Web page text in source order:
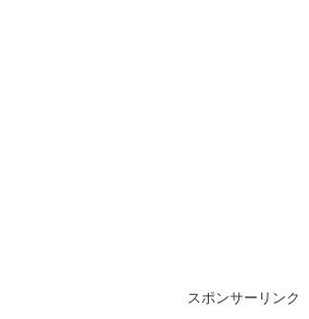
スポンサーリンク